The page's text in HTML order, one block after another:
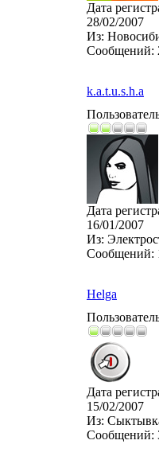
Дата
28/02/2007
Из:
Сообщений:
k.a.t.u.s.h.a
Дата
16/01/2007
Из:
Сообщений:
Helga
Дата
15/02/2007
Из:
Сообщений: